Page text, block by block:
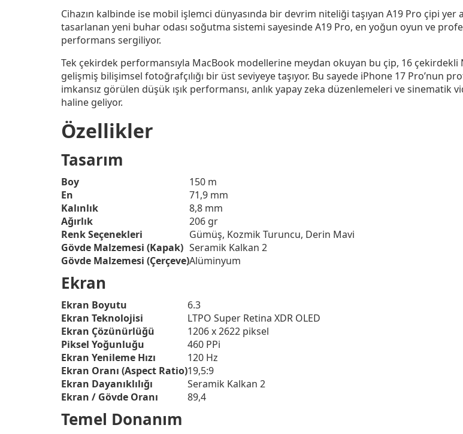
Cihazın kalbinde ise mobil işlemci dünyasında bir devrim niteliği taşıyan A19 Pro çipi
tasarlanan yeni buhar odası soğutma sistemi sayesinde A19 Pro, en yoğun oyun ve
performans sergiliyor.
Tek çekirdek performansıyla MacBook modellerine meydan okuyan bu çip, 16
gelişmiş bilişimsel fotoğrafçılığı bir üst seviyeye taşıyor. Bu sayede iPhone 17 Pro’nun
imkansız görülen düşük ışık performansı, anlık yapay zeka düzenlemeleri ve sinematik
haline geliyor.
Özellikler
Tasarım
Boy
150 m
En
71,9 mm
Kalınlık
8,8 mm
Ağırlık
206 gr
Renk Seçenekleri
Gümüş, Kozmik Turuncu, Derin Mavi
Gövde Malzemesi (Kapak) Seramik Kalkan 2
Gövde Malzemesi (Çerçeve)Alüminyum
Ekran
Ekran Boyutu
6.3
Ekran Teknolojisi
LTPO Super Retina XDR OLED
Ekran Çözünürlüğü
1206 x 2622 piksel
Piksel Yoğunluğu
460 PPi
Ekran Yenileme Hızı
120 Hz
Ekran Oranı (Aspect Ratio)19,5:9
Ekran Dayanıklılığı
Seramik Kalkan 2
Ekran / Gövde Oranı
89,4
Temel Donanım